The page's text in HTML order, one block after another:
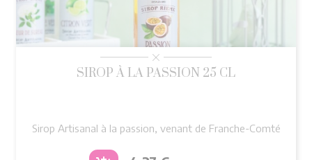
SIROP À LA PASSION 25 CL
Sirop Artisanal à la passion, venant de Franche-Comté
Prix